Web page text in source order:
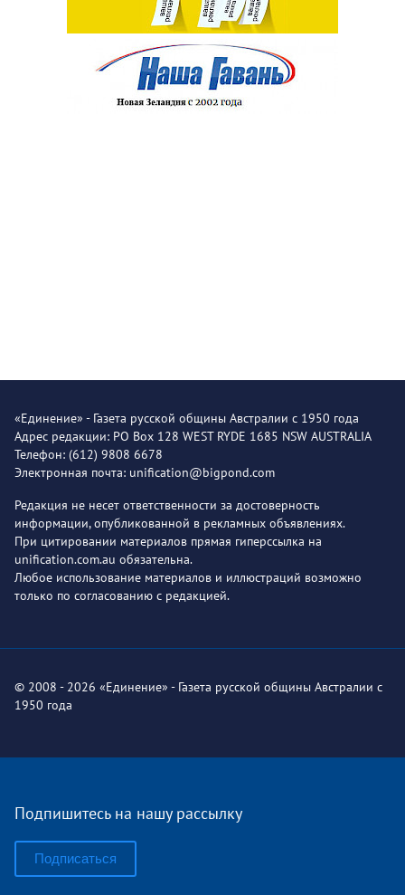
«Единение» - Газета русской общины Австралии с 1950 года
Адрес редакции: PO Box 128 WEST RYDE 1685 NSW AUSTRALIA
Телефон: (612) 9808 6678
Электронная почта: unification@bigpond.com
Редакция не несет ответственности за достоверность
информации, опубликованной в рекламных объявлениях.
При цитировании материалов прямая гиперссылка на
unification.com.au обязательна.
Любое использование материалов и иллюстраций возможно
только по согласованию с редакцией.
© 2008 - 2026 «Единение» - Газета русской общины Австралии с
1950 года
Подпишитесь на нашу рассылку
Подписаться